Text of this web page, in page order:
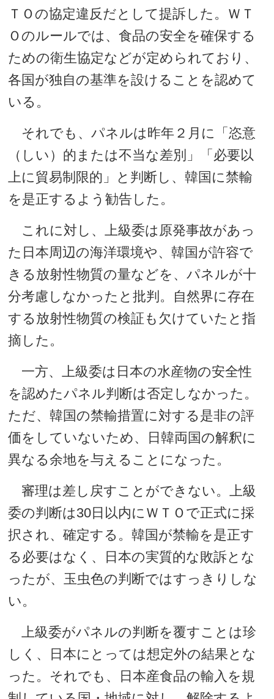
ＴＯの協定違反だとして提訴した。ＷＴ
Ｏのルールでは、食品の安全を確保する
ための衛生協定などが定められており、
各国が独自の基準を設けることを認めて
いる。
それでも、パネルは昨年２月に「恣意
（しい）的または不当な差別」「必要以
上に貿易制限的」と判断し、韓国に禁輸
を是正するよう勧告した。
これに対し、上級委は原発事故があっ
た日本周辺の海洋環境や、韓国が許容で
きる放射性物質の量などを、パネルが十
分考慮しなかったと批判。自然界に存在
する放射性物質の検証も欠けていたと指
摘した。
一方、上級委は日本の水産物の安全性
を認めたパネル判断は否定しなかった。
ただ、韓国の禁輸措置に対する是非の評
価をしていないため、日韓両国の解釈に
異なる余地を与えることになった。
審理は差し戻すことができない。上級
委の判断は30日以内にＷＴＯで正式に採
択され、確定する。韓国が禁輸を是正す
る必要はなく、日本の実質的な敗訴とな
ったが、玉虫色の判断ではすっきりしな
い。
上級委がパネルの判断を覆すことは珍
しく、日本にとっては想定外の結果とな
った。それでも、日本産食品の輸入を規